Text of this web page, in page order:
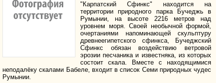
"Карпатский Сфинкс" находится на
территории природного парка Бучеджь в
Румынии, на высоте 2216 метров над
уровнем моря. Своей необычной формой,
очертаниями напоминающей скульптуру
древнеегипетского сфинкса, Бучеджский
Сфинкс обязан воздействию ветровой
эрозии песчаника и известняка, из которых
состоит скала. Вместе с находящимися
неподалёку скалами Бабеле, входит в список Семи природных чудес
Румынии.